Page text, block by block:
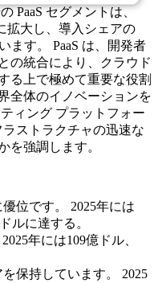
PaaS セグメントは、
拡大し、導入シェアの
ます。 PaaS は、開発者
の統合により、クラウド
る上で極めて重要な役割
全体のイノベーションを
ィング プラットフォー
ストラクチャの迅速な
を強調します。
位です。 2025年には
ルに達する。
年には109億ドル、
保持しています。 2025